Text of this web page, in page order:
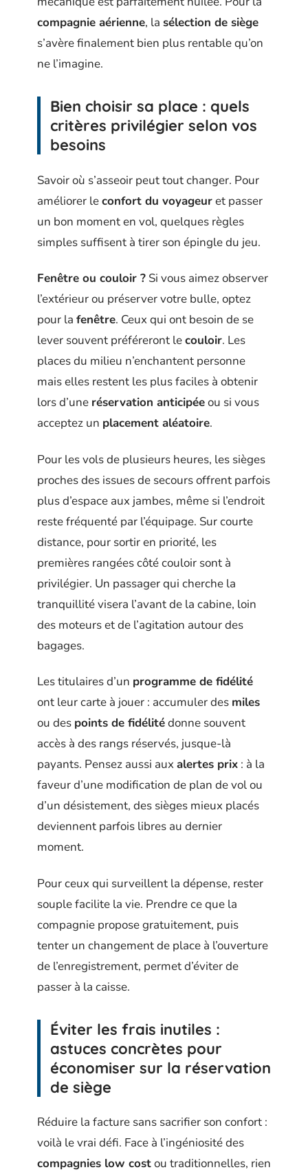
compagnie aérienne, la sélection de siège
s’avère finalement bien plus rentable qu’on
ne l’imagine.
Bien choisir sa place : quels
critères privilégier selon vos
besoins
Savoir où s’asseoir peut tout changer. Pour
améliorer leconfort du voyageuret passer
un bon moment en vol, quelques règles
simples suffisent à tirer son épingle du jeu.
Fenêtre ou couloir ? Si vous aimez observer
l’extérieur ou préserver votre bulle, optez
pour la fenêtre. Ceux qui ont besoin de se
lever souvent préféreront lecouloir. Les
places du milieu n’enchantent personne
mais elles restent les plus faciles à obtenir
lors d’une réservation anticipéeou si vous
acceptez un placement aléatoire.
Pour les vols de plusieurs heures, les sièges
proches des issues de secours offrent parfois
plus d’espace aux jambes, même si l’endroit
reste fréquenté par l’équipage. Sur courte
distance, pour sortir en priorité, les
premières rangées côté couloir sont à
privilégier. Un passager qui cherche la
tranquillité visera l’avant de la cabine, loin
des moteurs et de l’agitation autour des
bagages.
Les titulaires d’un programme de fidélité
ont leur carte à jouer : accumuler des miles
ou des points de fidélitédonne souvent
accès à des rangs réservés, jusque-là
payants. Pensez aussi aux alertes prix : à la
faveur d’une modification de plan de vol ou
d’un désistement, des sièges mieux placés
deviennent parfois libres au dernier
moment.
Pour ceux qui surveillent la dépense, rester
souple facilite la vie. Prendre ce que la
compagnie propose gratuitement, puis
tenter un changement de place à l’ouverture
de l’enregistrement, permet d’éviter de
passer à la caisse.
Éviter les frais inutiles :
astuces concrètes pour
économiser sur la réservation
de siège
Réduire la facture sans sacrifier son confort :
voilà le vrai défi. Face à l’ingéniosité des
compagnies low costou traditionnelles, rien